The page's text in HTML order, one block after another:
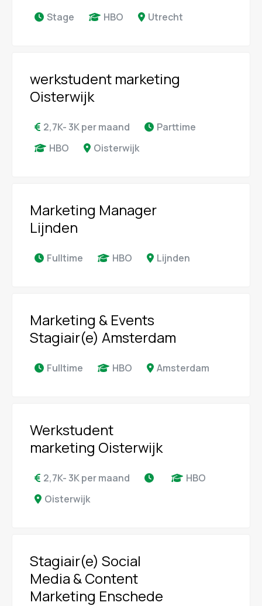
Stage HBO Utrecht
werkstudent marketing
Oisterwijk
2,7K- 3K per maand
Parttime
HBO
Oisterwijk
Marketing Manager
Lijnden
Fulltime HBO Lijnden
Marketing & Events
Stagiair(e) Amsterdam
Fulltime HBO Amsterdam
Werkstudent
marketing Oisterwijk
2,7K- 3K per maand
HBO
Oisterwijk
Stagiair(e) Social
Media & Content
Marketing Enschede